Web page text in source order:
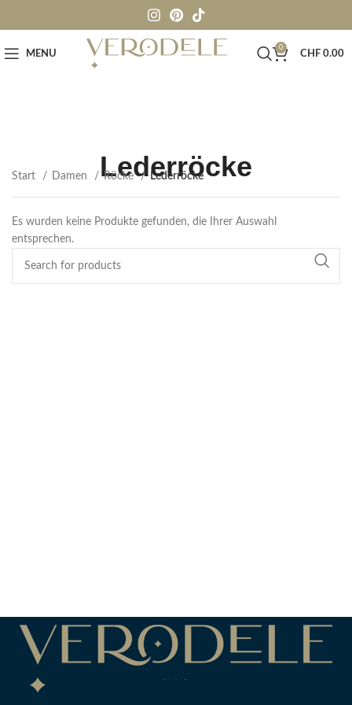
MENU
0
CHF 0.00
Lederröcke
Start Damen Röcke Lederröcke
Es wurden keine Produkte gefunden, die Ihrer Auswahl
entsprechen.